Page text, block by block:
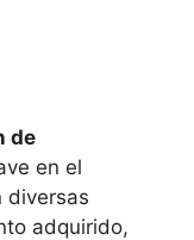
de
en el
diversas
adquirido,